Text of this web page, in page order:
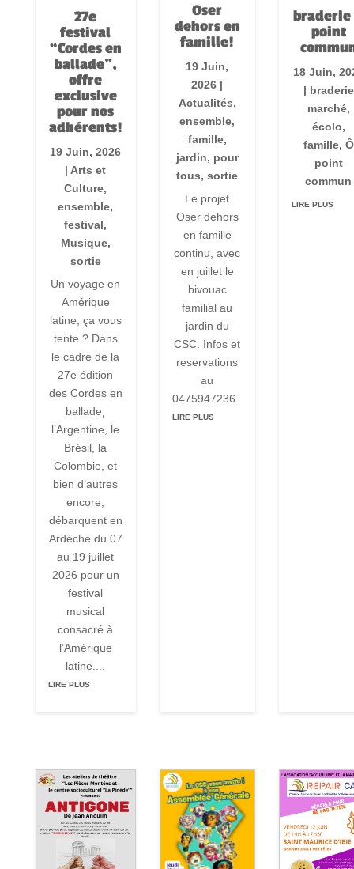
27e
festival
“Cordes en
ballade”,
offre
exclusive
pour nos
adhérents!
19 Juin, 2026
|Arts et
Culture,
ensemble,
festival,
Musique,
sortie
Un voyage en
Amérique
latine, ça vous
tente ? Dans
le cadre de la
27e édition
des Cordes en
ballade¸
l’Argentine, le
Brésil, la
Colombie, et
bien d’autres
encore,
débarquent en
Ardèche du 07
au 19 juillet
2026 pour un
festival
musical
consacré à
l’Amérique
latine....
LIRE PLUS
Oser
dehors en
famille!
19 Juin,
2026 |
Actualités,
ensemble,
famille,
jardin, pour
tous,sortie
Le projet
Oser dehors
en famille
continu, avec
en juillet le
bivouac
familial au
jardin du
CSC. Infos et
reservations
au
0475947236
LIRE PLUS
braderie
point
18 Juin,
| braderie
marché,
écolo,
famille, Ô
point
commun
LIRE PLUS